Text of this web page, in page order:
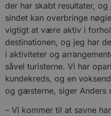
der har skabt resultater,
sindet kan overbringe
vigtigt at være aktiv i
destinationen, og jeg har
i aktiviteter og
såvel turisterne. Vi har
kundekreds, og en
og gæsterne, siger Anders
– Vi kommer til at savne